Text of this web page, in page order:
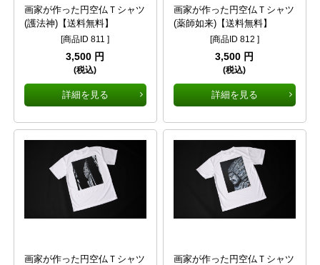
画家が作った円空仏Ｔシャツ
(護法神)【送料無料】
[商品ID 811 ]
3,500 円
(税込)
詳細を見る
画家が作った円空仏Ｔシャツ
(薬師如来)【送料無料】
[商品ID 812 ]
3,500 円
(税込)
詳細を見る
画家が作った円空仏Ｔシャツ
画家が作った円空仏Ｔシャツ